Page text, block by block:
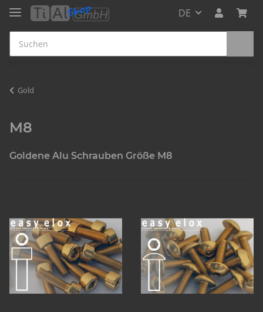
DE
Gold
M8
Goldene Alu Schrauben Größe M8